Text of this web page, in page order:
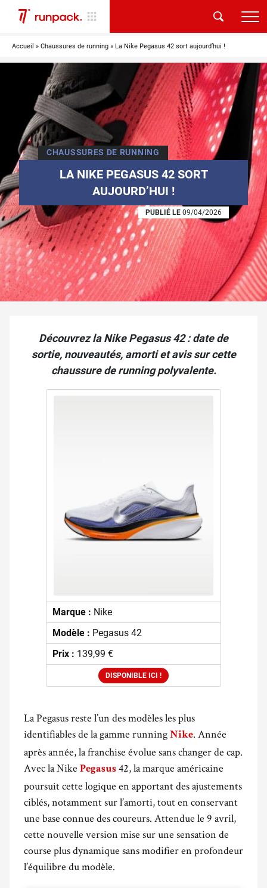
Accueil » Chaussures de running » La Nike Pegasus 42 sort aujourd’hui !
CHAUSSURES DE RUNNING
LA NIKE PEGASUS 42 SORT
AUJOURD’HUI !
PUBLIÉ LE 09/04/2026
Découvrez la Nike Pegasus 42 : date de
sortie, nouveautés, amorti et avis sur cette
chaussure de running polyvalente.
Marque : Nike
Modèle : Pegasus 42
Prix : 139,99 €
DISPONIBLE ICI !
La Pegasus reste l’un des modèles les plus
identifiables de la gamme running Nike. Année
après année, la franchise évolue sans changer de cap.
Avec la Nike Pegasus 42, la marque américaine
poursuit cette logique en apportant des ajustements
ciblés, notamment sur l’amorti, tout en conservant
une base connue des coureurs. Attendue le 9 avril,
cette nouvelle version mise sur une sensation de
course plus dynamique sans modifier en profondeur
l’équilibre du modèle.